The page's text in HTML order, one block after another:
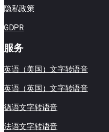
隐私政策
GDPR
服务
英语（美国）文字转语音
英语（英国）文字转语音
德语文字转语音
法语文字转语音